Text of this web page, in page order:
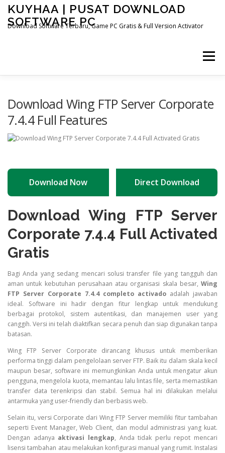
Skip
content
KUYHAA | PUSAT DOWNLOAD
SOFTWARE PC
Download Software Terbaru, Game PC Gratis & Full Version Activator
Menu
Download Wing FTP Server Corporate
7.4.4 Full Features
Download Now Direct Download
Download Wing FTP Server
Corporate 7.4.4 Full Activated
Gratis
Bagi Anda yang sedang mencari solusi transfer file yang tangguh dan
aman untuk kebutuhan perusahaan atau organisasi skala besar, Wing
FTP Server Corporate 7.4.4 completo activado adalah jawaban
ideal. Software ini hadir dengan fitur lengkap untuk mendukung
berbagai protokol, sistem autentikasi, dan manajemen user yang
canggih. Versi ini telah diaktifkan secara penuh dan siap digunakan tanpa
batasan.
Wing FTP Server Corporate dirancang khusus untuk memberikan
performa tinggi dalam pengelolaan server FTP. Baik itu dalam skala kecil
maupun besar, software ini memungkinkan Anda untuk mengatur akun
pengguna, mengelola kuota, memantau lalu lintas file, serta memastikan
transfer data terenkripsi dan stabil. Semua hal ini dilakukan melalui
antarmuka yang user-friendly dan berbasis web.
Selain itu, versi Corporate dari Wing FTP Server memiliki fitur tambahan
seperti Event Manager, Web Client, dan modul administrasi yang kuat.
Dengan adanya aktivasi lengkap, Anda tidak perlu repot mencari
lisensi tambahan atau melakukan konfigurasi manual yang rumit. Instalasi